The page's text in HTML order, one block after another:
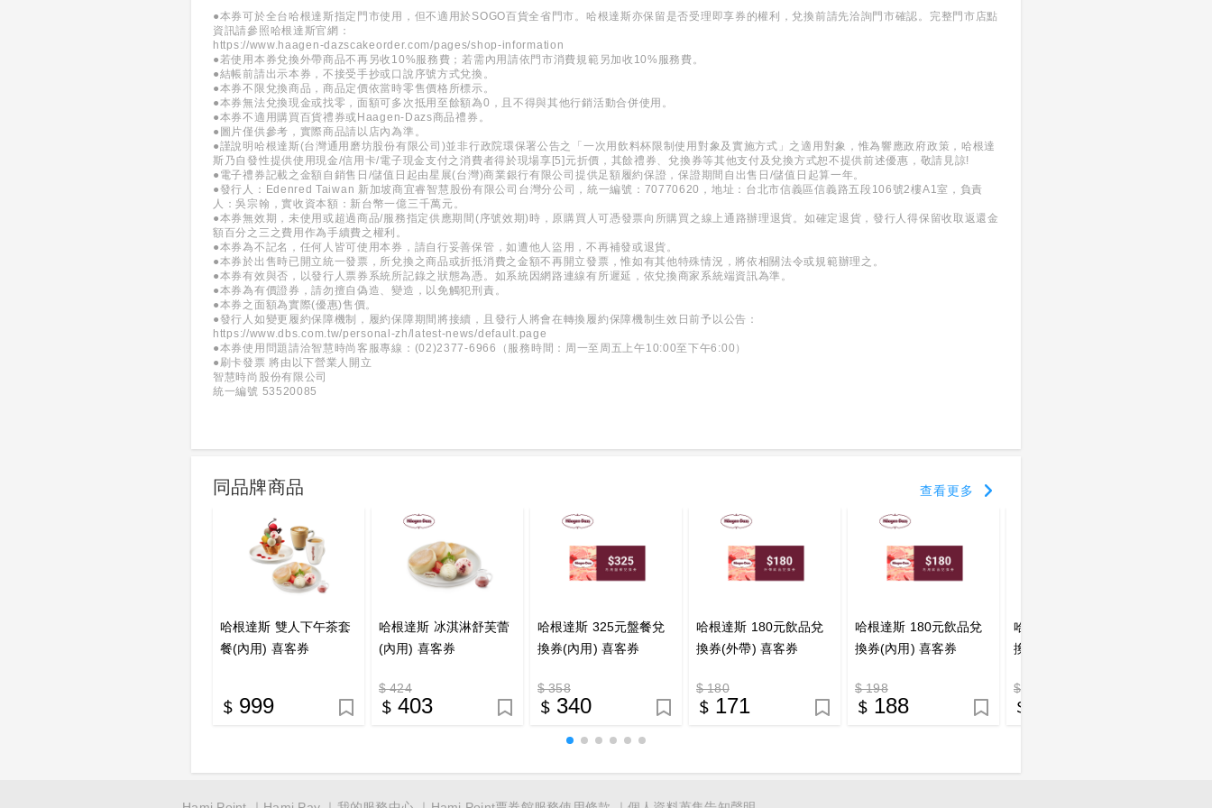
●本券可於全台哈根達斯指定門市使用，但不適用於SOGO百貨全省門市。哈根達斯亦保留是否受理即享券的權利，兌換前請先洽詢門市確認。完整門市店點
資訊請參照哈根達斯官網：
https://www.haagen-dazscakeorder.com/pages/shop-information
●若使用本券兌換外帶商品不再另收10%服務費；若需內用請依門市消費規範另加收10%服務費。
●結帳前請出示本券，不接受手抄或口說序號方式兌換。
●本券不限兌換商品，商品定價依當時零售價格所標示。
●本券無法兌換現金或找零，面額可多次抵用至餘額為0，且不得與其他行銷活動合併使用。
●本券不適用購買百貨禮券或Haagen-Dazs商品禮券。
●圖片僅供參考，實際商品請以店內為準。
●謹說明哈根達斯(台灣通用磨坊股份有限公司)並非行政院環保署公告之「一次用飲料杯限制使用對象及實施方式」之適用對象，惟為響應政府政策，哈根達
斯乃自發性提供使用現金/信用卡/電子現金支付之消費者得於現場享[5]元折價，其餘禮券、兌換券等其他支付及兌換方式恕不提供前述優惠，敬請見諒!
●電子禮券記載之金額自銷售日/儲值日起由星展(台灣)商業銀行有限公司提供足額履約保證，保證期間自出售日/儲值日起算一年。
●發行人：Edenred Taiwan 新加坡商宜睿智慧股份有限公司台灣分公司，統一編號：70770620，地址：台北市信義區信義路五段106號2樓A1室，負責
人：吳宗翰，實收資本額：新台幣一億三千萬元。
●本券無效期，未使用或超過商品/服務指定供應期間(序號效期)時，原購買人可憑發票向所購買之線上通路辦理退貨。如確定退貨，發行人得保留收取返還金
額百分之三之費用作為手續費之權利。
●本券為不記名，任何人皆可使用本券，請自行妥善保管，如遭他人盜用，不再補發或退貨。
●本券於出售時已開立統一發票，所兌換之商品或折抵消費之金額不再開立發票，惟如有其他特殊情況，將依相關法令或規範辦理之。
●本券有效與否，以發行人票券系統所記錄之狀態為憑。如系統因網路連線有所遲延，依兌換商家系統端資訊為準。
●本券為有價證券，請勿擅自偽造、變造，以免觸犯刑責。
●本券之面額為實際(優惠)售價。
●發行人如變更履約保障機制，履約保障期間將接續，且發行人將會在轉換履約保障機制生效日前予以公告：
https://www.dbs.com.tw/personal-zh/latest-news/default.page
●本券使用問題請洽智慧時尚客服專線：(02)2377-6966（服務時間：周一至周五上午10:00至下午6:00）
●刷卡發票 將由以下營業人開立
智慧時尚股份有限公司
統一編號 53520085
同品牌商品 查看更多
哈根達斯 雙人下午茶套
餐(內用) 喜客券
999
哈根達斯 冰淇淋舒芙蕾
(內用) 喜客券
$ 424
403
哈根達斯 325元盤餐兌
換券(內用) 喜客券
$ 358
340
哈根達斯 180元飲品兌
換券(外帶) 喜客券
$ 180
171
哈根達斯 180元飲品兌
換券(內用) 喜客券
$ 198
188
哈根達斯 150元飲品兌
換券(外帶) 喜客券
$ 150